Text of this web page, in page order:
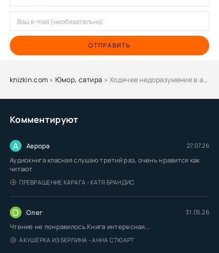
Комментируют
А Аврора 27.07.26
Аудиокнига класная слушаю третий раз, очень нравится как
читают
ПРЕВРАЩЕНИЕ КАРАГА - КАТЯ БРАНДИС
О Олег 31.05.26
Чтение не понравилось.Книга интересная...
АКУШЕРКА ИЗ БЕРЛИНА - АННА СТЮАРТ
ОТПРАВИТЬ
knizkin.com » Юмор, сатира » Ходячее недоразумение в академии Примы - Катерина Цвик